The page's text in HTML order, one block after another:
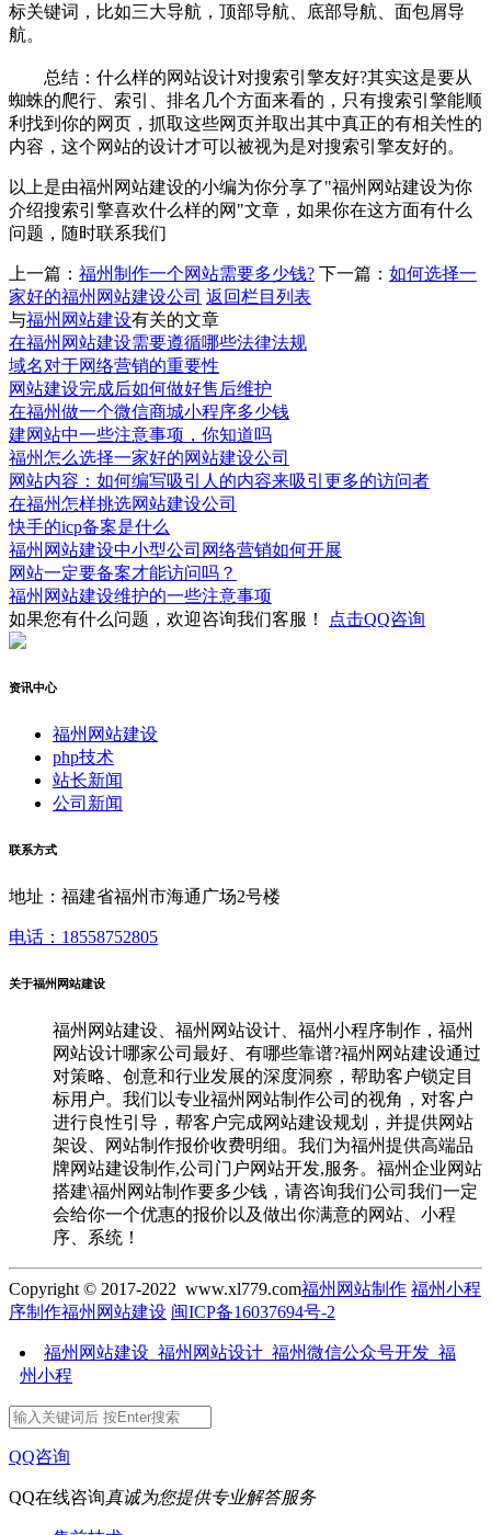
标关键词，比如三大导航，顶部导航、底部导航、面包屑导
航。
总结：什么样的网站设计对搜索引擎友好?其实这是要从
蜘蛛的爬行、索引、排名几个方面来看的，只有搜索引擎能顺
利找到你的网页，抓取这些网页并取出其中真正的有相关性的
内容，这个网站的设计才可以被视为是对搜索引擎友好的。
以上是由福州网站建设的小编为你分享了"福州网站建设为你
介绍搜索引擎喜欢什么样的网"文章，如果你在这方面有什么
问题，随时联系我们
上一篇： 福州制作一个网站需要多少钱? 下一篇： 如何选择一
家好的福州网站建设公司 返回栏目列表
与福州网站建设有关的文章
在福州网站建设需要遵循哪些法律法规
域名对于网络营销的重要性
网站建设完成后如何做好售后维护
在福州做一个微信商城小程序多少钱
建网站中一些注意事项，你知道吗
福州怎么选择一家好的网站建设公司
网站内容：如何编写吸引人的内容来吸引更多的访问者
在福州怎样挑选网站建设公司
快手的icp备案是什么
福州网站建设中小型公司网络营销如何开展
网站一定要备案才能访问吗？
福州网站建设维护的一些注意事项
如果您有什么问题，欢迎咨询我们客服！
点击QQ咨询
资讯中心
福州网站建设
php技术
站长新闻
公司新闻
联系方式
地址：福建省福州市海通广场2号楼
电话：18558752805
关于福州网站建设
福州网站建设、福州网站设计、福州小程序制作，福州
网站设计哪家公司最好、有哪些靠谱?福州网站建设通过
对策略、创意和行业发展的深度洞察，帮助客户锁定目
标用户。我们以专业福州网站制作公司的视角，对客户
进行良性引导，帮客户完成网站建设规划，并提供网站
架设、网站制作报价收费明细。我们为福州提供高端品
牌网站建设制作,公司门户网站开发,服务。福州企业网站
搭建\福州网站制作要多少钱，请咨询我们公司我们一定
会给你一个优惠的报价以及做出你满意的网站、小程
序、系统！
Copyright © 2017-2022 www.xl779.com福州网站制作 福州小程
序制作福州网站建设 闽ICP备16037694号-2
福州网站建设_福州网站设计_福州微信公众号开发_福
州小程
QQ咨询
QQ在线咨询真诚为您提供专业解答服务